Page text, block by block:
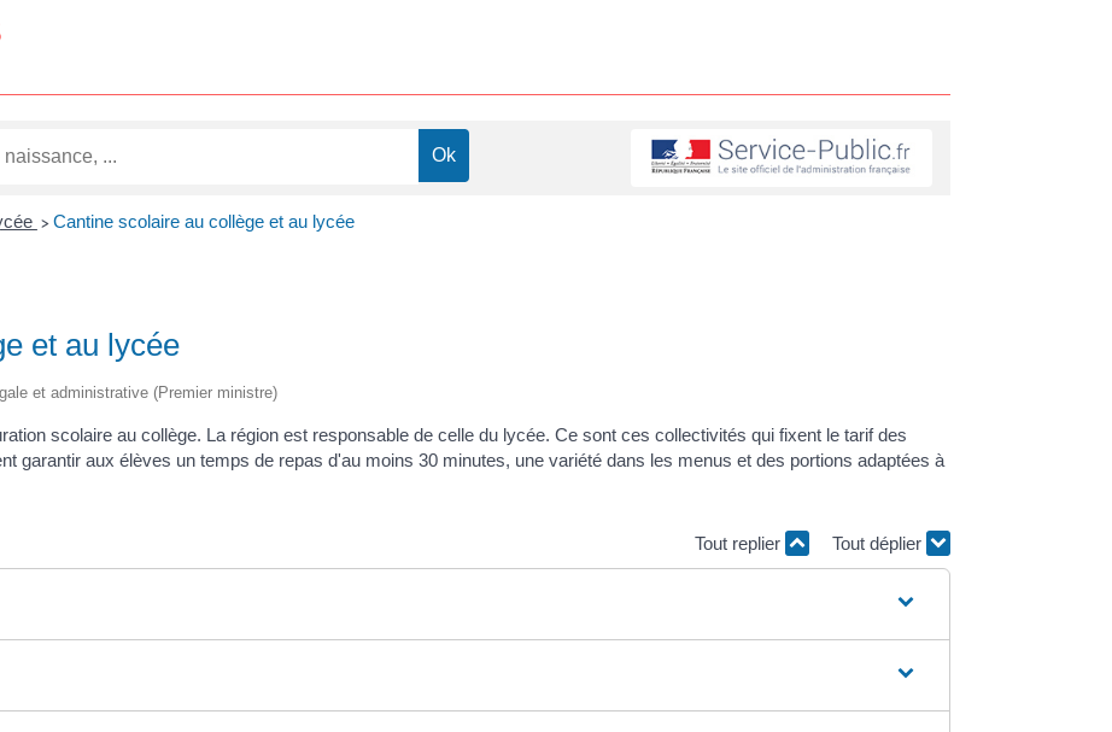
> Cantine scolaire au collège et au lycée
et au lycée
et administrative (Premier ministre)
scolaire au collège. La région est responsable de celle du lycée. Ce sont ces collectivités qui fixent le tarif des
garantir aux élèves un temps de repas d'au moins 30 minutes, une variété dans les menus et des portions adaptées à
Tout replier Tout déplier